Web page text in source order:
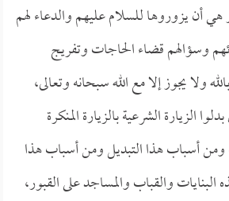
هي أن يزوروها للسلام عليهم والدعاء لهم
وسؤالهم قضاء الحاجات وتفريج
ولا يجوز إلا مع الله سبحانه وتعالى،
الزيارة الشرعية بالزيارة المنكرة
أسباب هذا التبديل ومن أسباب هذا
والقباب والمساجد على القبور،